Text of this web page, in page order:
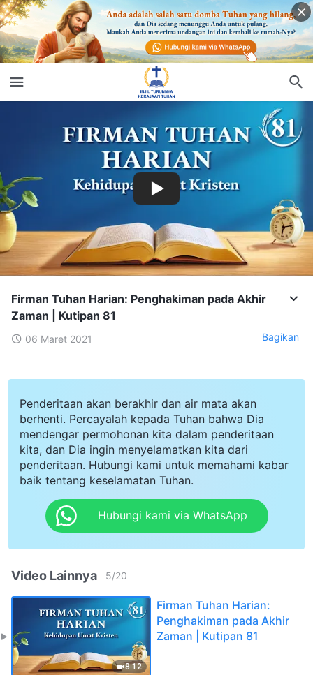
Firman Tuhan Harian: Penghakiman pada Akhir
Zaman | Kutipan 81
06 Maret 2021 Bagikan
Penderitaan akan berakhir dan air mata akan
berhenti. Percayalah kepada Tuhan bahwa Dia
mendengar permohonan kita dalam penderitaan
kita, dan Dia ingin menyelamatkan kita dari
penderitaan. Hubungi kami untuk memahami kabar
baik tentang keselamatan Tuhan.
Hubungi kami via WhatsApp
Video Lainnya 5/20
8:12
Firman Tuhan Harian:
Penghakiman pada Akhir
Zaman | Kutipan 81